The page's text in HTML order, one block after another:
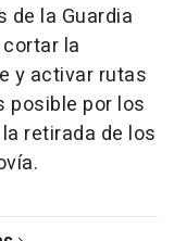
de la Guardia
la
y activar rutas
posible por los
retirada de los